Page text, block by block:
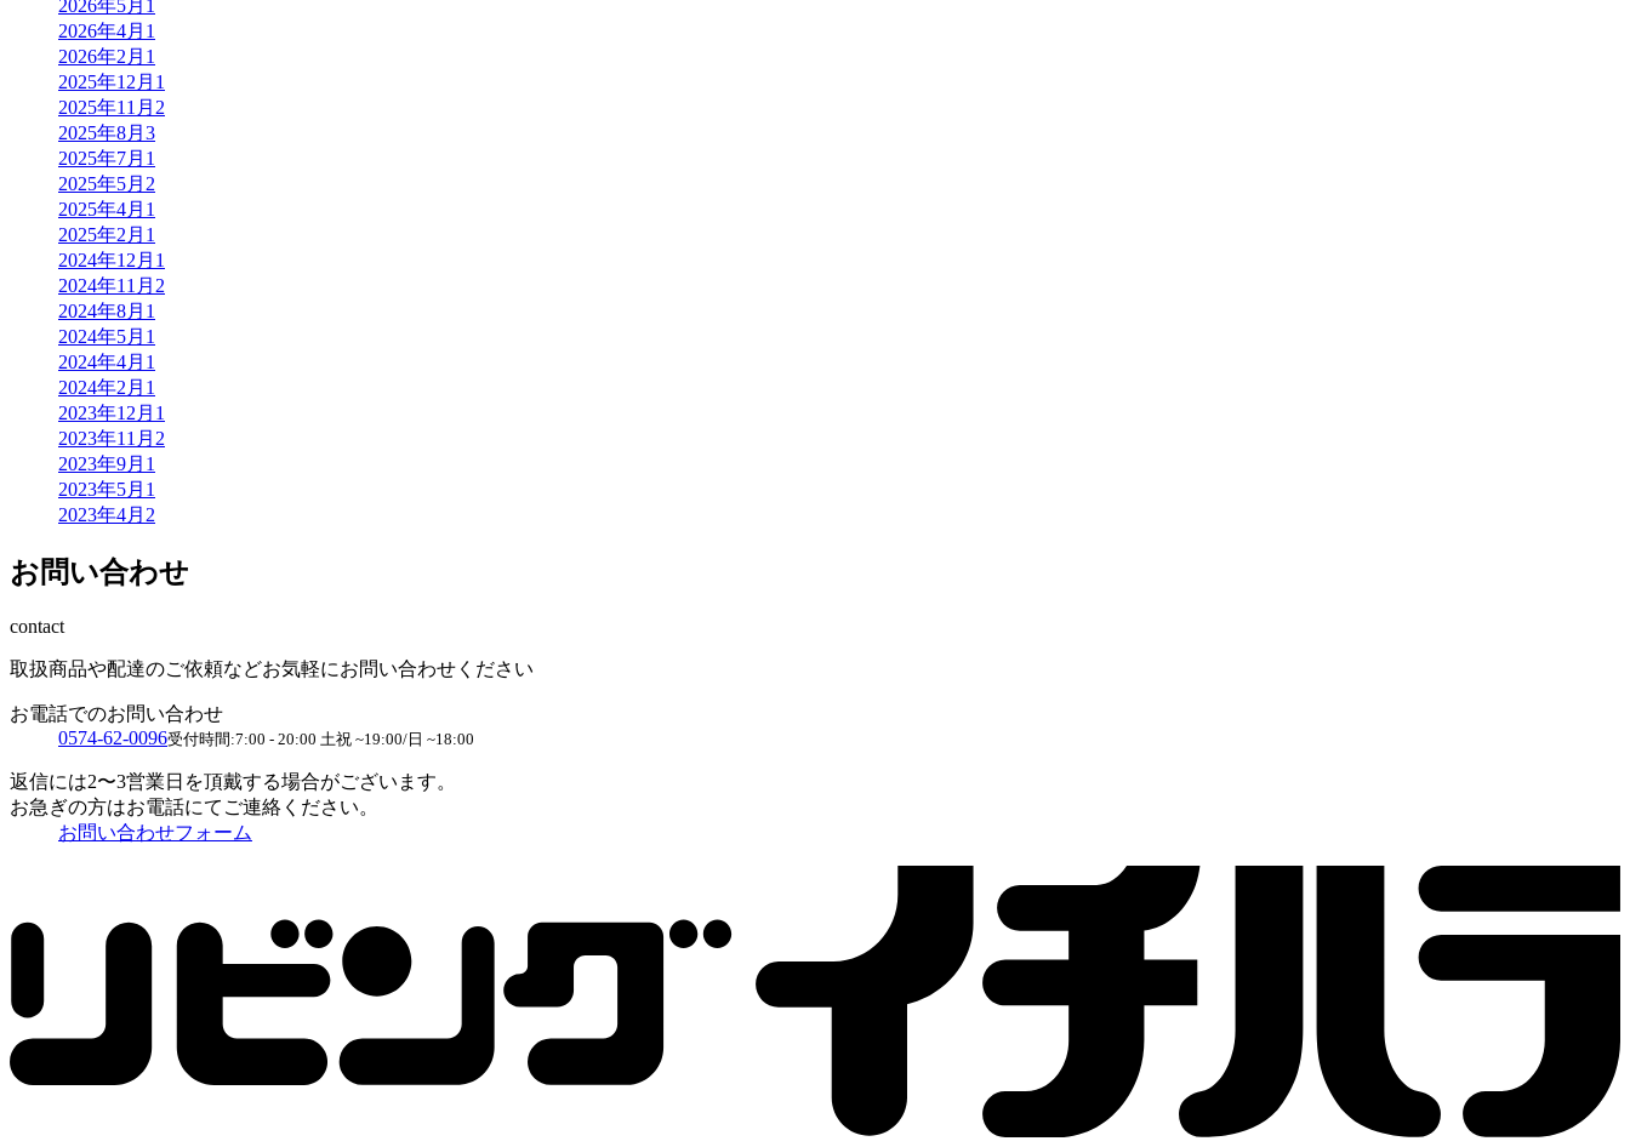
2026年5月 1
2026年4月 1
2026年2月 1
2025年12月 1
2025年11月 2
2025年8月 3
2025年7月 1
2025年5月 2
2025年4月 1
2025年2月 1
2024年12月 1
2024年11月 2
2024年8月 1
2024年5月 1
2024年4月 1
2024年2月 1
2023年12月 1
2023年11月 2
2023年9月 1
2023年5月 1
2023年4月 2
お問い合わせ
contact
取扱商品や配達のご依頼などお気軽にお問い合わせください
お電話でのお問い合わせ
0574-62-0096受付時間:7:00 - 20:00 土祝 ~19:00/日 ~18:00
返信には2〜3営業日を頂戴する場合がございます。
お急ぎの方はお電話にてご連絡ください。
お問い合わせフォーム